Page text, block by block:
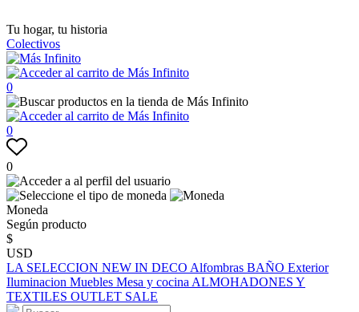
Tu hogar, tu historia
Colectivos
0
0
0
Moneda
Según producto
$
USD
LA SELECCION NEW IN DECO Alfombras BAÑO Exterior
Iluminacion Muebles Mesa y cocina ALMOHADONES Y
TEXTILES OUTLET SALE